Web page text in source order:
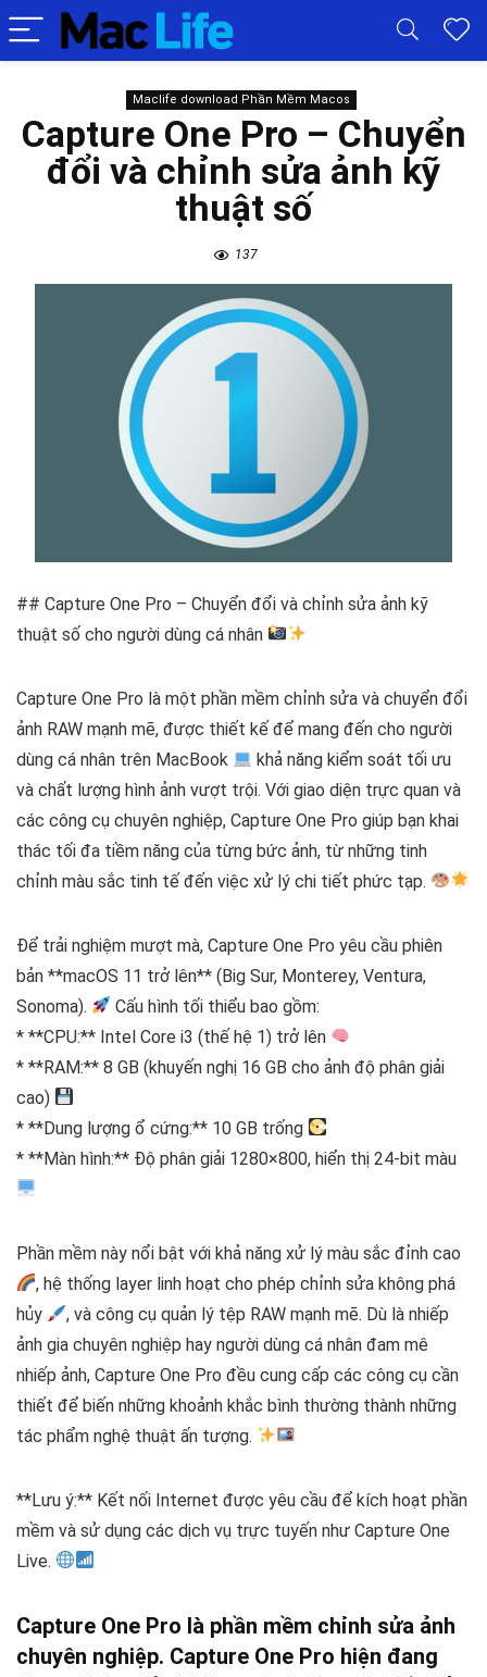
Maclife download Phần Mềm Macos
Capture One Pro – Chuyển
đổi và chỉnh sửa ảnh kỹ
thuật số
137
## Capture One Pro – Chuyển đổi và chỉnh sửa ảnh kỹ
thuật số cho người dùng cá nhân
Capture One Pro là một phần mềm chỉnh sửa và chuyển đổi
ảnh RAW mạnh mẽ, được thiết kế để mang đến cho người
dùng cá nhân trên MacBook
khả năng kiểm soát tối ưu
và chất lượng hình ảnh vượt trội. Với giao diện trực quan và
các công cụ chuyên nghiệp, Capture One Pro giúp bạn khai
thác tối đa tiềm năng của từng bức ảnh, từ những tinh
chỉnh màu sắc tinh tế đến việc xử lý chi tiết phức tạp.
Để trải nghiệm mượt mà, Capture One Pro yêu cầu phiên
bản **macOS 11 trở lên** (Big Sur, Monterey, Ventura,
Sonoma).
Cấu hình tối thiểu bao gồm:
* **CPU:** Intel Core i3 (thế hệ 1) trở lên
* **RAM:** 8 GB (khuyến nghị 16 GB cho ảnh độ phân giải
cao)
* **Dung lượng ổ cứng:** 10 GB trống
* **Màn hình:** Độ phân giải 1280×800, hiển thị 24-bit màu
Phần mềm này nổi bật với khả năng xử lý màu sắc đỉnh cao
, hệ thống layer linh hoạt cho phép chỉnh sửa không phá
hủy
, và công cụ quản lý tệp RAW mạnh mẽ. Dù là nhiếp
ảnh gia chuyên nghiệp hay người dùng cá nhân đam mê
nhiếp ảnh, Capture One Pro đều cung cấp các công cụ cần
thiết để biến những khoảnh khắc bình thường thành những
tác phẩm nghệ thuật ấn tượng.
**Lưu ý:** Kết nối Internet được yêu cầu để kích hoạt phần
mềm và sử dụng các dịch vụ trực tuyến như Capture One
Live.
Capture One Pro là phần mềm chỉnh sửa ảnh
chuyên nghiệp. Capture One Pro hiện đang